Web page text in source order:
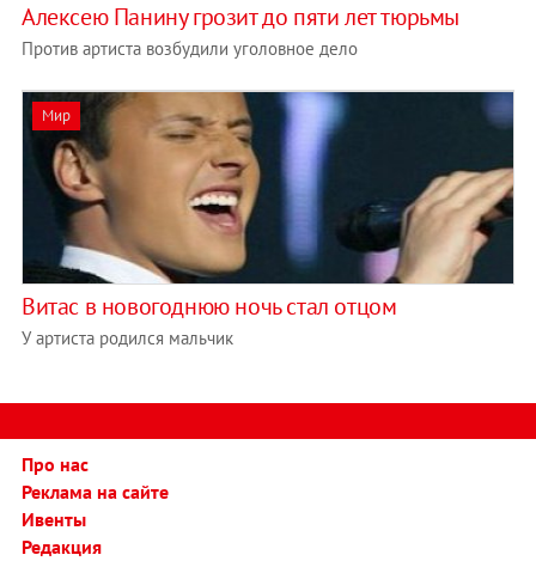
Алексею Панину грозит до пяти лет тюрьмы
Против артиста возбудили уголовное дело
Мир
Витас в новогоднюю ночь стал отцом
У артиста родился мальчик
Про нас
Реклама на сайте
Ивенты
Редакция